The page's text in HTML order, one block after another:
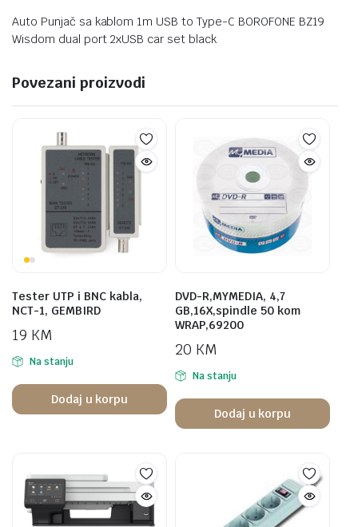
Auto Punjač sa kablom 1m USB to Type-C BOROFONE BZ19
Wisdom dual port 2xUSB car set black
Povezani proizvodi
Tester UTP i BNC kabla,
NCT-1, GEMBIRD
19 KM
Na stanju
Dodaj u korpu
DVD-R,MYMEDIA, 4,7
GB,16X,spindle 50 kom
WRAP,69200
20 KM
Na stanju
Dodaj u korpu